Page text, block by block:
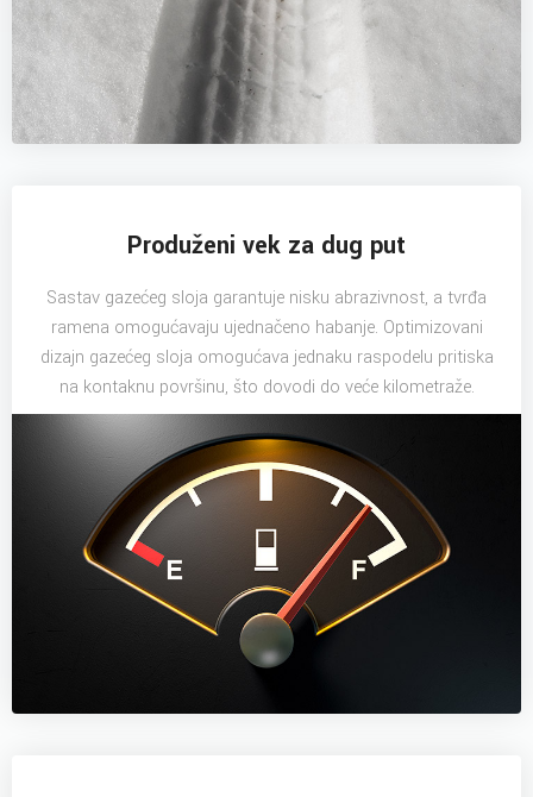
Produženi vek za dug put
Sastav gazećeg sloja garantuje nisku abrazivnost, a tvrđa
ramena omogućavaju ujednačeno habanje. Optimizovani
dizajn gazećeg sloja omogućava jednaku raspodelu pritiska
na kontaknu površinu, što dovodi do veće kilometraže.